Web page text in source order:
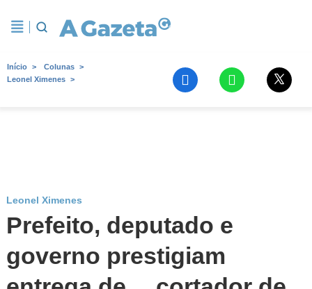
Início
Colunas
Leonel Ximenes
Leonel Ximenes
Prefeito, deputado e
governo prestigiam